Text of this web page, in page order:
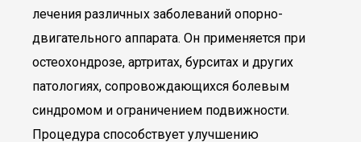
лечения различных заболеваний опорно-
двигательного аппарата. Он применяется при
остеохондрозе, артритах, бурситах и других
патологиях, сопровождающихся болевым
синдромом и ограничением подвижности.
Процедура способствует улучшению